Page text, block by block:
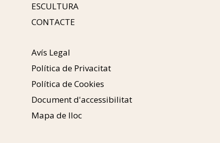
ESCULTURA
CONTACTE
Avís Legal
Política de Privacitat
Política de Cookies
Document d'accessibilitat
Mapa de lloc